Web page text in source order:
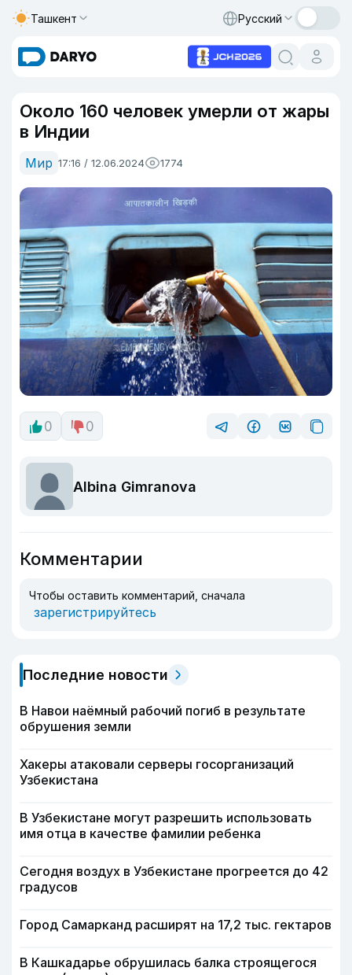
Ташкент Русский
Около 160 человек умерли от жары
в Индии
Мир 17:16 / 12.06.2024 1774
0 0
Albina Gimranova
Комментарии
Чтобы оставить комментарий, сначала
зарегистрируйтесь
Последние новости
В Навои наёмный рабочий погиб в результате
обрушения земли
Хакеры атаковали серверы госорганизаций
Узбекистана
В Узбекистане могут разрешить использовать
имя отца в качестве фамилии ребенка
Сегодня воздух в Узбекистане прогреется до 42
градусов
Город Самарканд расширят на 17,2 тыс. гектаров
В Кашкадарье обрушилась балка строящегося